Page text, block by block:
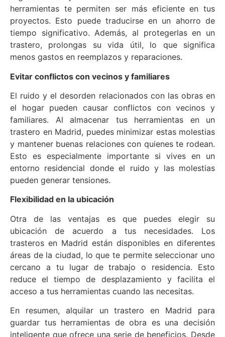
herramientas te permiten ser más eficiente en tus
proyectos. Esto puede traducirse en un ahorro de
tiempo significativo. Además, al protegerlas en un
trastero, prolongas su vida útil, lo que significa
menos gastos en reemplazos y reparaciones.
Evitar conflictos con vecinos y familiares
El ruido y el desorden relacionados con las obras en
el hogar pueden causar conflictos con vecinos y
familiares. Al almacenar tus herramientas en un
trastero en Madrid, puedes minimizar estas molestias
y mantener buenas relaciones con quienes te rodean.
Esto es especialmente importante si vives en un
entorno residencial donde el ruido y las molestias
pueden generar tensiones.
Flexibilidad en la ubicación
Otra de las ventajas es que puedes elegir su
ubicación de acuerdo a tus necesidades. Los
trasteros en Madrid están disponibles en diferentes
áreas de la ciudad, lo que te permite seleccionar uno
cercano a tu lugar de trabajo o residencia. Esto
reduce el tiempo de desplazamiento y facilita el
acceso a tus herramientas cuando las necesitas.
En resumen, alquilar un trastero en Madrid para
guardar tus herramientas de obra es una decisión
inteligente que ofrece una serie de beneficios. Desde